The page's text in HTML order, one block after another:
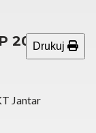
2025Drukuj
Jantar